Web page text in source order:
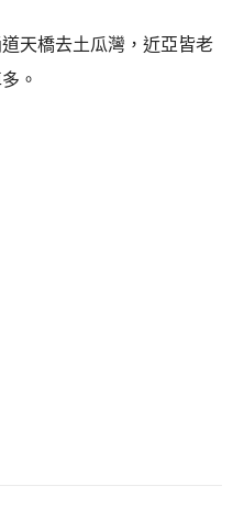
天橋去土瓜灣，近亞皆老
。